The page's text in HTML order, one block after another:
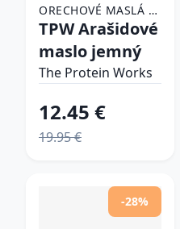
ORECHOVÉ MASLÁ >
100 % ORECHOVÉ
TPW Arašidové
maslo jemný
The Protein Works
12.45 €
19.95 €
-28%